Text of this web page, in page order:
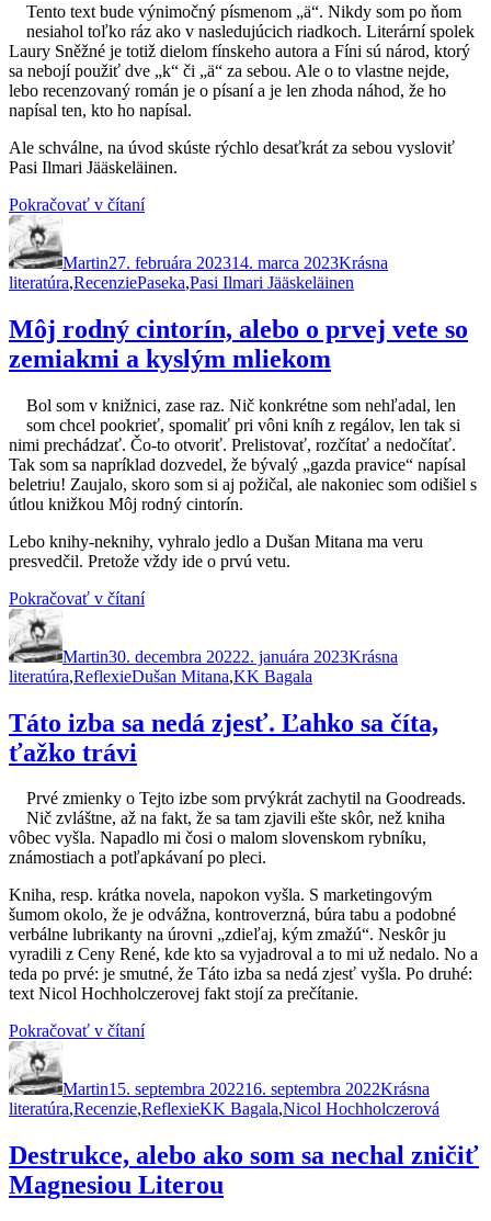
Tento text bude výnimočný písmenom „ä“. Nikdy som po ňom
nesiahol toľko ráz ako v nasledujúcich riadkoch. Literární spolek
Laury Sněžné je totiž dielom fínskeho autora a Fíni sú národ, ktorý
sa nebojí použiť dve „k“ či „ä“ za sebou. Ale o to vlastne nejde,
lebo recenzovaný román je o písaní a je len zhoda náhod, že ho
napísal ten, kto ho napísal.
Ale schválne, na úvod skúste rýchlo desaťkrát za sebou vysloviť
Pasi Ilmari Jääskeläinen.
Pokračovať v čítaní„Literární
Sněžné.
Kniha,
ktorej
sa
nájde
Autor
Martin27. februára 202314. marca 2023Krásna
literatúra,RecenzieZnačky
Paseka,Pasi Ilmari Jääskeläinen
Môj rodný cintorín, alebo o prvej vete so
zemiakmi a kyslým mliekom
Bol som v knižnici, zase raz. Nič konkrétne som nehľadal, len
som chcel pookrieť, spomaliť pri vôni kníh z regálov, len tak si
nimi prechádzať. Čo-to otvoriť. Prelistovať, rozčítať a nedočítať.
Tak som sa napríklad dozvedel, že bývalý „gazda pravice“ napísal
beletriu! Zaujalo, skoro som si aj požičal, ale nakoniec som odišiel s
útlou knižkou Môj rodný cintorín.
Lebo knihy-neknihy, vyhralo jedlo a Dušan Mitana ma veru
presvedčil. Pretože vždy ide o prvú vetu.
Pokračovať v čítaní„Môj
alebo
o
vete
so
kyslým
mliekom“
Autor
Martin30. decembra 20222. januára 2023Krásna
literatúra,ReflexieZnačky
Dušan Mitana,KK Bagala
Táto izba sa nedá zjesť. Ľahko sa číta,
ťažko trávi
Prvé zmienky o Tejto izbe som prvýkrát zachytil na Goodreads.
Nič zvláštne, až na fakt, že sa tam zjavili ešte skôr, než kniha
vôbec vyšla. Napadlo mi čosi o malom slovenskom rybníku,
známostiach a potľapkávaní po pleci.
Kniha, resp. krátka novela, napokon vyšla. S marketingovým
šumom okolo, že je odvážna, kontroverzná, búra tabu a podobné
verbálne lubrikanty na úrovni „zdieľaj, kým zmažú“. Neskôr ju
vyradili z Ceny René, kde kto sa vyjadroval a to mi už nedalo. No a
teda po prvé: je smutné, že Táto izba sa nedá zjesť vyšla. Po druhé:
text Nicol Hochholczerovej fakt stojí za prečítanie.
Pokračovať v čítaní„Táto
nedá
zjesť.
sa
číta,
ťažko
Autor
Martin15. septembra 202216. septembra 2022Krásna
literatúra,Recenzie,ReflexieZnačky
KK Bagala,Nicol Hochholczerová
Destrukce, alebo ako som sa nechal zničiť
Magnesiou Literou